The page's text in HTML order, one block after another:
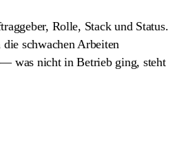
Rolle, Stack und Status.
schwachen Arbeiten
— was nicht in Betrieb ging, steht